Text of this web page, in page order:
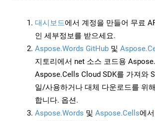
대시보드에서 계정을 만들어 무료
인 세부정보를 받으세요.
Aspose.Words GitHub 및
지토리에서 net 소스 코드용
Aspose.Cells Cloud SDK를 가져와
일/사용하거나 대체 다운로드를 위해
합니다. 옵션.
Aspose.Words 및 Aspose.Cells에서